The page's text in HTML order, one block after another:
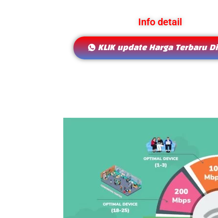
Info detail
KLIK update Harga Terbaru